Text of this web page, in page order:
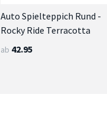
Auto Spielteppich Rund -
Rocky Ride Terracotta
ab 42.95